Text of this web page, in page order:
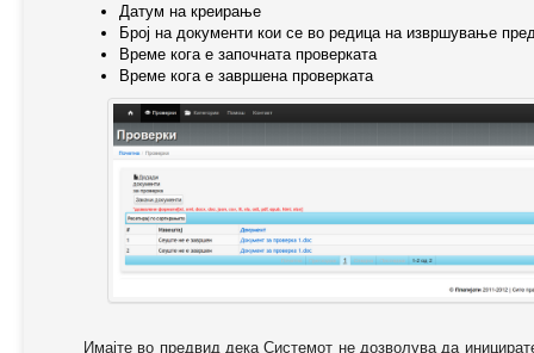
Датум на креирање
Број на документи кои се во редица на извршување
Време кога е започната проверката
Време кога е завршена проверката
Имајте во предвид дека Системот не дозволува да